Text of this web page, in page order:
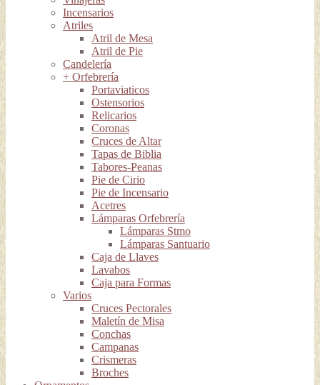
Incensarios
Atriles
Atril de Mesa
Atril de Pie
Candelería
+ Orfebrería
Portaviaticos
Ostensorios
Relicarios
Coronas
Cruces de Altar
Tapas de Biblia
Tabores-Peanas
Pie de Cirio
Pie de Incensario
Acetres
Lámparas Orfebrería
Lámparas Stmo
Lámparas Santuario
Caja de Llaves
Lavabos
Caja para Formas
Varios
Cruces Pectorales
Maletín de Misa
Conchas
Campanas
Crismeras
Broches